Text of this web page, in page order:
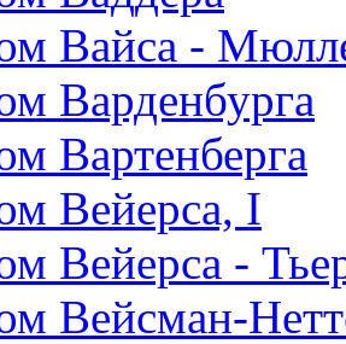
Вайса -
Варденбурга
Вартенберга
Вейерса, I
Вейерса -
Вейсман-